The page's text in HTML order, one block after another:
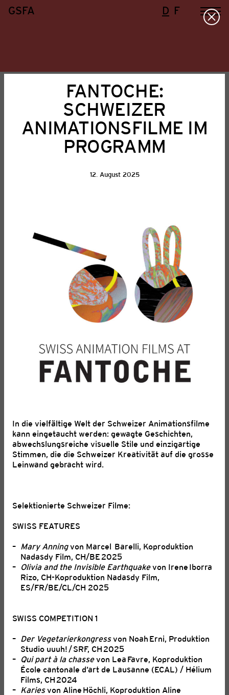
GSFA D F
Aktuell
Filmförderung
Ausschreibungen
Mitgliederangebote Politik
FANTOCHE: EINLADUNG ZUM
Lasst uns gemeinsam anstossen, plaudern und die
Animation feiern. Wir freuen uns auf euch!
FANTOCHE:
SCHWEIZER
ANIMATIONSFILME IM
PROGRAMM
12. August 2025
In die vielfältige Welt der Schweizer Animationsfilme
kann eingetaucht werden: gewagte Geschichten,
abwechslungsreiche visuelle Stile und einzigartige
Stimmen, die die Schweizer Kreativität auf die grosse
Leinwand gebracht wird.
Selektionierte Schweizer Filme:
SWISS FEATURES
Mary Anningvon Marcel Barelli, Koproduktion
Nadasdy Film, CH/BE 2025
Olivia and the Invisible Earthquakevon Irene Iborra
Rizo, CH-Koproduktion Nadasdy Film,
ES/FR/BE/CL/CH 2025
SWISS COMPETITION 1
Der Vegetarierkongressvon Noah Erni, Produktion
Studio uuuh! / SRF, CH 2025
Qui part à la chassevon Lea Favre, Koproduktion
École cantonale d’art de Lausanne (ECAL) / Hélium
Films, CH 2024
Kariesvon Aline Höchli, Koproduktion Aline